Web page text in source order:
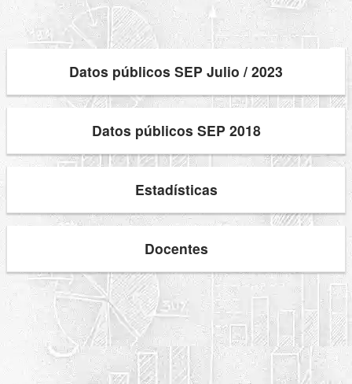
Datos públicos SEP Julio / 2023
Datos públicos SEP 2018
Estadísticas
Docentes